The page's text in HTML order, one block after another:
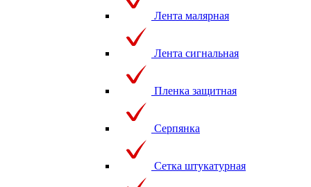
Лента малярная
Лента сигнальная
Пленка защитная
Серпянка
Сетка штукатурная